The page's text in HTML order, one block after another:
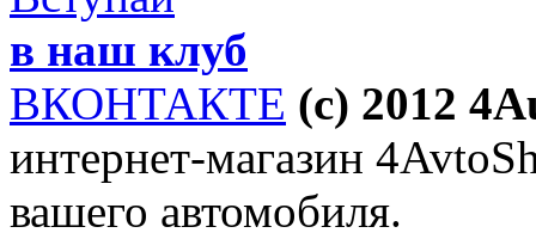
в наш клуб
ВКОНТАКТЕ (c) 2012
интернет-магазин
вашего автомобиля.